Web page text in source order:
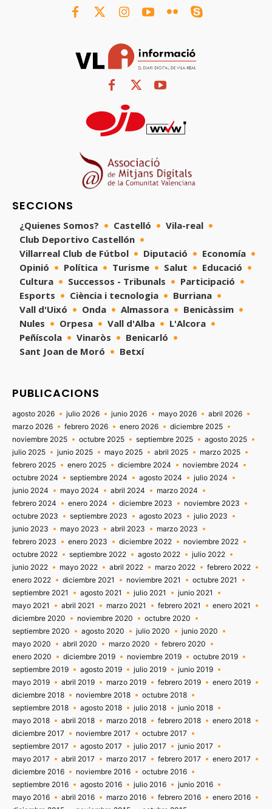
SECCIONS
¿Quienes Somos? Castelló
Vila-real
Club Deportivo Castellón
Villarreal Club de Fútbol
Diputació
Economía
Opinió
Política Turisme Salut
Educació
Cultura
Successos - Tribunals
Participació
Esports
Ciència i tecnologia
Burriana
Vall d'Uixó
Onda Almassora
Benicàssim
Nules
Orpesa Vall d'Alba
L'Alcora
Peñíscola
Vinaròs
Benicarló
Sant Joan de Moró
Betxí
PUBLICACIONS
agosto 2026 julio 2026 junio 2026 mayo 2026
abril 2026
marzo 2026
febrero 2026 enero 2026
diciembre 2025
noviembre 2025
octubre 2025 septiembre 2025
agosto 2025
julio 2025
junio 2025 mayo 2025 abril 2025
marzo 2025
febrero 2025
enero 2025 diciembre 2024
noviembre 2024
octubre 2024
septiembre 2024 agosto 2024
julio 2024
junio 2024
mayo 2024 abril 2024
marzo 2024
febrero 2024
enero 2024 diciembre 2023
noviembre 2023
octubre 2023
septiembre 2023 agosto 2023
julio 2023
junio 2023
mayo 2023 abril 2023
marzo 2023
febrero 2023
enero 2023 diciembre 2022
noviembre 2022
octubre 2022
septiembre 2022 agosto 2022
julio 2022
junio 2022
mayo 2022 abril 2022 marzo 2022
febrero 2022
enero 2022
diciembre 2021 noviembre 2021
octubre 2021
septiembre 2021
agosto 2021 julio 2021
junio 2021
mayo 2021
abril 2021 marzo 2021 febrero 2021
enero 2021
diciembre 2020
noviembre 2020
octubre 2020
septiembre 2020
agosto 2020 julio 2020
junio 2020
mayo 2020
abril 2020 marzo 2020
febrero 2020
enero 2020
diciembre 2019 noviembre 2019
octubre 2019
septiembre 2019
agosto 2019 julio 2019
junio 2019
mayo 2019
abril 2019 marzo 2019 febrero 2019
enero 2019
diciembre 2018
noviembre 2018
octubre 2018
septiembre 2018
agosto 2018 julio 2018
junio 2018
mayo 2018
abril 2018 marzo 2018 febrero 2018
enero 2018
diciembre 2017
noviembre 2017
octubre 2017
septiembre 2017
agosto 2017 julio 2017
junio 2017
mayo 2017
abril 2017 marzo 2017 febrero 2017
enero 2017
diciembre 2016
noviembre 2016
octubre 2016
septiembre 2016
agosto 2016 julio 2016
junio 2016
mayo 2016
abril 2016 marzo 2016 febrero 2016
enero 2016